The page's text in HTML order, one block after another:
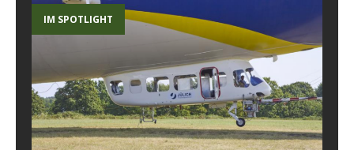
IM SPOTLIGHT